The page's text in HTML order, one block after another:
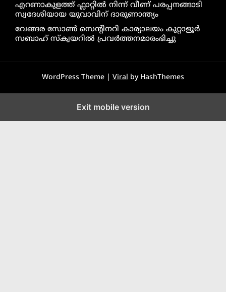
എറണാകുളത്ത് ഫ്ലാറ്റിൽ നിന്ന് വീണ് പരപ്പനങ്ങാടി
സ്വദേശിയായ യുവാവിന് ദാരുണാന്ത്യം
വേങ്ങര സോൺ സെൻ്റിനറി കാര്യാലയം കുറ്റാളൂർ
സബാഹ് സ്ക്വയറിൽ പ്രവർത്തനമാരംഭിച്ചു
WordPress Theme | Viral by HashThemes
Exit mobile version